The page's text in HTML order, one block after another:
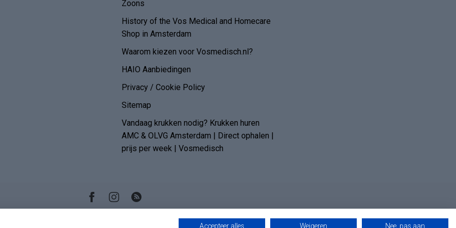
Zoons
History of the Vos Medical and Homecare
Shop in Amsterdam
Waarom kiezen voor Vosmedisch.nl?
HAIO Aanbiedingen
Privacy / Cookie Policy
Sitemap
Vandaag krukken nodig? Krukken huren
AMC & OLVG Amsterdam | Direct ophalen |
prijs per week | Vosmedisch
Accepteer alles Weigeren Nee, pas aan